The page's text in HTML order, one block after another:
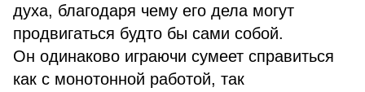
духа, благодаря чему его дела могут
продвигаться будто бы сами собой.
Он одинаково играючи сумеет справиться
как с монотонной работой, так